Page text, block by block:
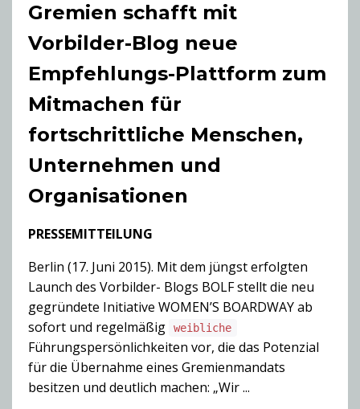
Gremien schafft mit
Vorbilder-Blog neue
Empfehlungs-Plattform zum
Mitmachen für
fortschrittliche Menschen,
Unternehmen und
Organisationen
PRESSEMITTEILUNG
Berlin (17. Juni 2015). Mit dem jüngst erfolgten
Launch des Vorbilder- Blogs BOLF stellt die neu
gegründete Initiative WOMEN’S BOARDWAY ab
sofort und regelmäßig
weibliche
Führungspersönlichkeiten vor, die das Potenzial
für die Übernahme eines Gremienmandats
besitzen und deutlich machen: „Wir ...